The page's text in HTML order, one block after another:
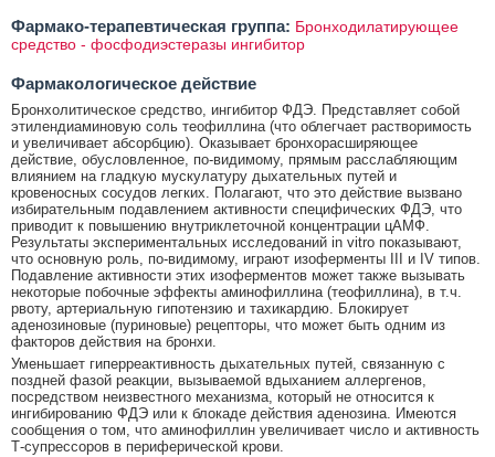
Фармако-терапевтическая группа: Бронходилатирующее
средство - фосфодиэстеразы ингибитор
Фармакологическое действие
Бронхолитическое средство, ингибитор ФДЭ. Представляет собой
этилендиаминовую соль теофиллина (что облегчает растворимость
и увеличивает абсорбцию). Оказывает бронхорасширяющее
действие, обусловленное, по-видимому, прямым расслабляющим
влиянием на гладкую мускулатуру дыхательных путей и
кровеносных сосудов легких. Полагают, что это действие вызвано
избирательным подавлением активности специфических ФДЭ, что
приводит к повышению внутриклеточной концентрации цАМФ.
Результаты экспериментальных исследований in vitro показывают,
что основную роль, по-видимому, играют изоферменты III и IV типов.
Подавление активности этих изоферментов может также вызывать
некоторые побочные эффекты аминофиллина (теофиллина), в т.ч.
рвоту, артериальную гипотензию и тахикардию. Блокирует
аденозиновые (пуриновые) рецепторы, что может быть одним из
факторов действия на бронхи.
Уменьшает гиперреактивность дыхательных путей, связанную с
поздней фазой реакции, вызываемой вдыханием аллергенов,
посредством неизвестного механизма, который не относится к
ингибированию ФДЭ или к блокаде действия аденозина. Имеются
сообщения о том, что аминофиллин увеличивает число и активность
Т-супрессоров в периферической крови.